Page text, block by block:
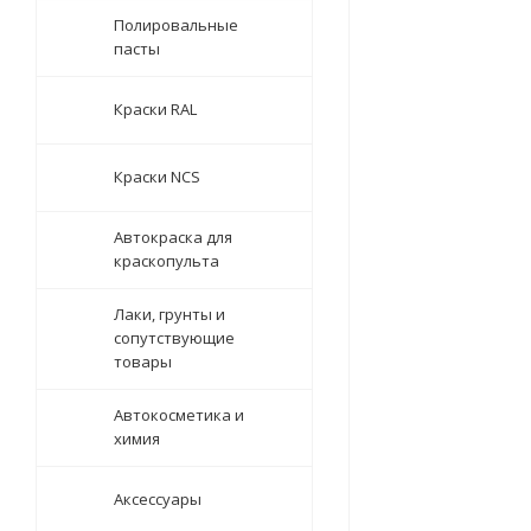
Полировальные
пасты
Краски RAL
Краски NCS
Автокраска для
краскопульта
Лаки, грунты и
сопутствующие
товары
Автокосметика и
химия
Аксессуары